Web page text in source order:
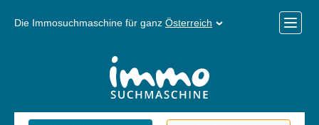
Die Immosuchmaschine für ganz Österreich
Menü